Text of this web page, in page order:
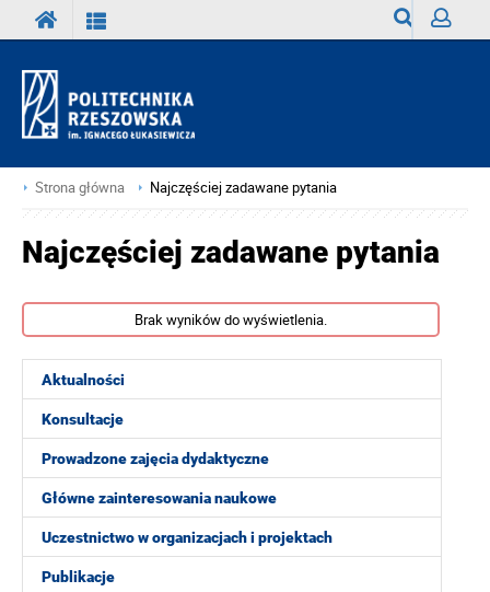
Strona główna Najczęściej zadawane pytania
Aktualności
Konsultacje
Prowadzone zajęcia dydaktyczne
Główne zainteresowania naukowe
Uczestnictwo w organizacjach i projektach
Publikacje
Najczęściej zadawane pytania
Brak wyników do wyświetlenia.